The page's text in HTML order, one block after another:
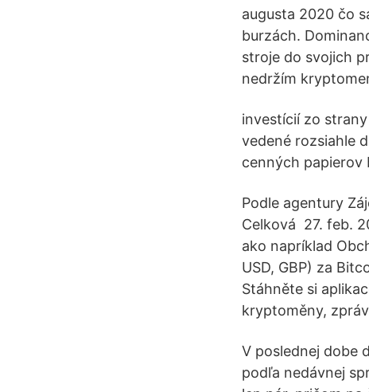
augusta 2020 čo
burzách.
stroje do svojich
nedržím
investícií zo
vedené rozsiahle
cenných papierov
Podle agentury
Celková 27. feb.
ako napríklad
USD, GBP) za
Stáhněte si
kryptoměny,
V poslednej dobe
podľa nedávnej